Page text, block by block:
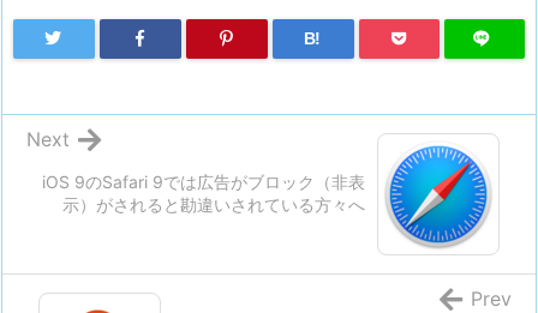
B!
iOS 9のSafari 9では広告がブロック（非表
示）がされると勘違いされている方々へ
Next
Prev